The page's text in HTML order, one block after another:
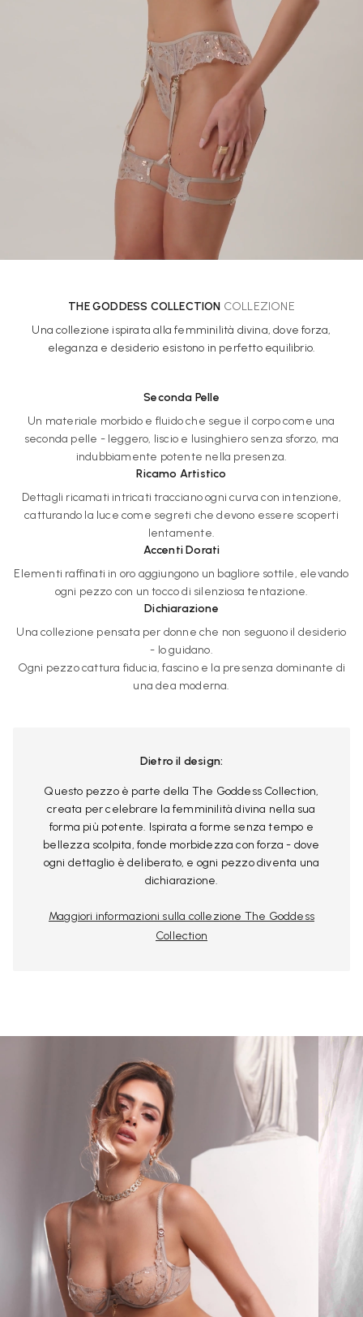
THE GODDESS COLLECTION COLLEZIONE
Una collezione ispirata alla femminilità divina, dove forza,
eleganza e desiderio esistono in perfetto equilibrio.
Seconda Pelle
Un materiale morbido e fluido che segue il corpo come una
seconda pelle - leggero, liscio e lusinghiero senza sforzo, ma
indubbiamente potente nella presenza.
Ricamo Artistico
Dettagli ricamati intricati tracciano ogni curva con intenzione,
catturando la luce come segreti che devono essere scoperti
lentamente.
Accenti Dorati
Elementi raffinati in oro aggiungono un bagliore sottile, elevando
ogni pezzo con un tocco di silenziosa tentazione.
Dichiarazione
Una collezione pensata per donne che non seguono il desiderio
- lo guidano.
Ogni pezzo cattura fiducia, fascino e la presenza dominante di
una dea moderna.
Dietro il design:
Questo pezzo è parte della The Goddess Collection,
creata per celebrare la femminilità divina nella sua
forma più potente. Ispirata a forme senza tempo e
bellezza scolpita, fonde morbidezza con forza - dove
ogni dettaglio è deliberato, e ogni pezzo diventa una
dichiarazione.
Maggiori informazioni sulla collezione The Goddess
Collection